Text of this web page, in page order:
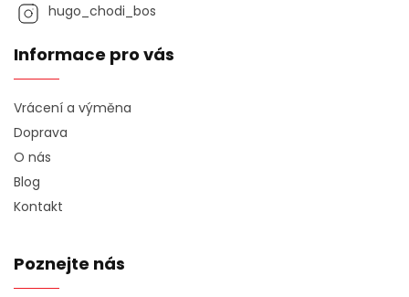
hugo_chodi_bos
Informace pro vás
Vrácení a výměna
Doprava
O nás
Blog
Kontakt
Poznejte nás